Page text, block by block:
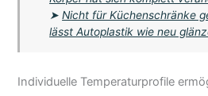
➤Nicht für Küchenschränke
lässt Autoplastik wie neu
Individuelle Temperaturprofile